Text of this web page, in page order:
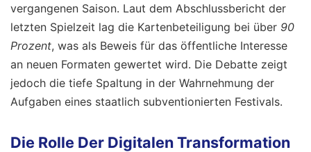
vergangenen Saison. Laut dem Abschlussbericht der
letzten Spielzeit lag die Kartenbeteiligung bei über 90
Prozent, was als Beweis für das öffentliche Interesse
an neuen Formaten gewertet wird. Die Debatte zeigt
jedoch die tiefe Spaltung in der Wahrnehmung der
Aufgaben eines staatlich subventionierten Festivals.
Die Rolle Der Digitalen Transformation